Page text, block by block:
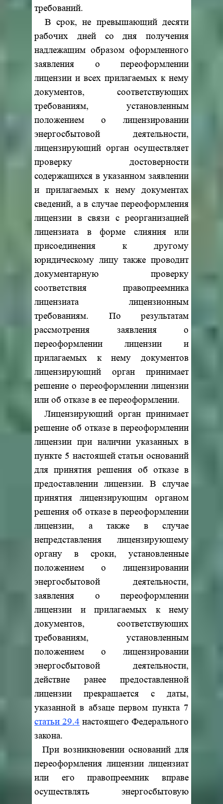
требований.
В срок, не превышающий десяти
рабочих дней со дня получения
надлежащим образом оформленного
заявления о переоформлении
лицензии и всех прилагаемых к нему
документов, соответствующих
требованиям, установленным
положением о лицензировании
энергосбытовой деятельности,
лицензирующий орган осуществляет
проверку достоверности
содержащихся в указанном заявлении
и прилагаемых к нему документах
сведений, а в случае переоформления
лицензии в связи с реорганизацией
лицензиата в форме слияния или
присоединения к другому
юридическому лицу также проводит
документарную проверку
соответствия правопреемника
лицензиата лицензионным
требованиям. По результатам
рассмотрения заявления о
переоформлении лицензии и
прилагаемых к нему документов
лицензирующий орган принимает
решение о переоформлении лицензии
или об отказе в ее переоформлении.
Лицензирующий орган принимает
решение об отказе в переоформлении
лицензии при наличии указанных в
пункте 5 настоящей статьи оснований
для принятия решения об отказе в
предоставлении лицензии. В случае
принятия лицензирующим органом
решения об отказе в переоформлении
лицензии, а также в случае
непредставления лицензирующему
органу в сроки, установленные
положением о лицензировании
энергосбытовой деятельности,
заявления о переоформлении
лицензии и прилагаемых к нему
документов, соответствующих
требованиям, установленным
положением о лицензировании
энергосбытовой деятельности,
действие ранее предоставленной
лицензии прекращается с даты,
указанной в абзаце первом пункта 7
статьи 29.4 настоящего Федерального
закона.
При возникновении оснований для
переоформления лицензии лицензиат
или его правопреемник вправе
осуществлять энергосбытовую